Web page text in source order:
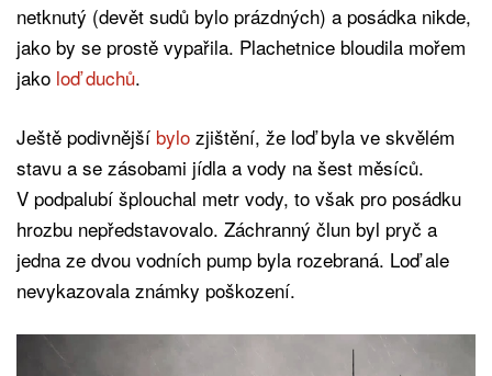
netknutý (devět sudů bylo prázdných) a posádka nikde,
jako by se prostě vypařila. Plachetnice bloudila mořem
jako loď duchů.
Ještě podivnější bylo zjištění, že loď byla ve skvělém
stavu a se zásobami jídla a vody na šest měsíců.
V podpalubí šplouchal metr vody, to však pro posádku
hrozbu nepředstavovalo. Záchranný člun byl pryč a
jedna ze dvou vodních pump byla rozebraná. Loď ale
nevykazovala známky poškození.